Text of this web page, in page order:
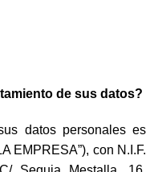
de sus datos?
datos personales es
EMPRESA”), con N.I.F.